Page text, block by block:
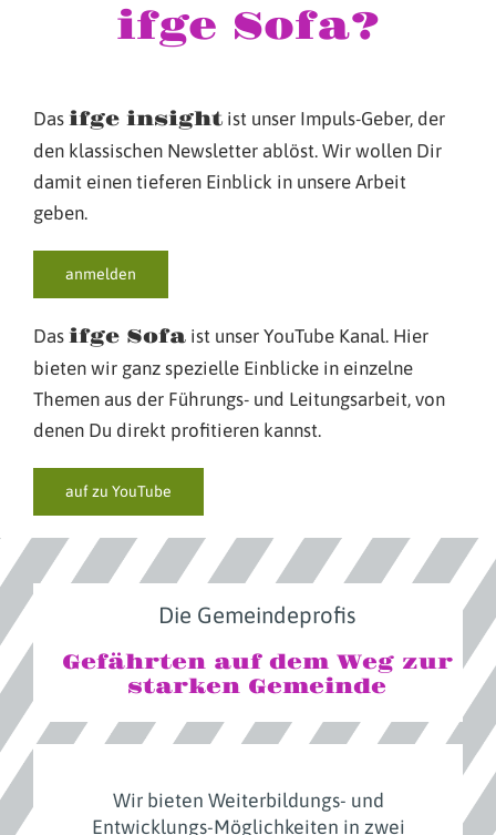
ifge Sofa?
Das ifge insightist unser Impuls-Geber, der
den klassischen Newsletter ablöst. Wir wollen Dir
damit einen tieferen Einblick in unsere Arbeit
geben.
anmelden
Das ifge Sofaist unser YouTube Kanal. Hier
bieten wir ganz spezielle Einblicke in einzelne
Themen aus der Führungs- und Leitungsarbeit, von
denen Du direkt profitieren kannst.
auf zu YouTube
Die Gemeindeprofis
Gefährten auf dem Weg zur
starken Gemeinde
Wir bieten Weiterbildungs- und
Entwicklungs-Möglichkeiten in zwei